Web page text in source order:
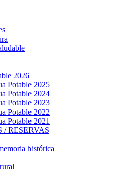
2026
Potable 2025
Potable 2024
Potable 2023
Potable 2022
Potable 2021
RESERVAS
histórica